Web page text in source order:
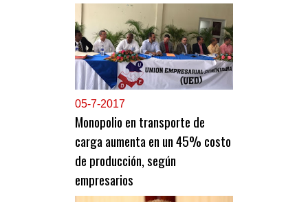
05-7-2017
Monopolio en transporte de
carga aumenta en un 45% costo
de producción, según
empresarios